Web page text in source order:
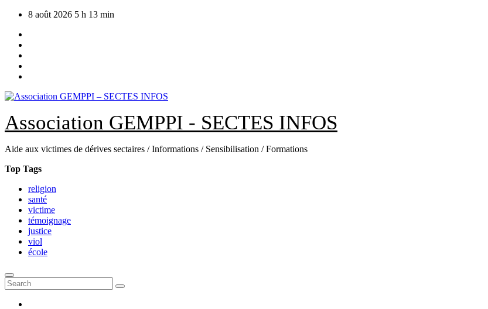
Skip
content
8 août 2026 5 h 13 min
Association GEMPPI - SECTES INFOS
Aide aux victimes de dérives sectaires / Informations / Sensibilisation / Formations
Top Tags
religion
santé
victime
témoignage
justice
viol
école